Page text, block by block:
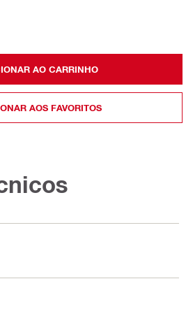
AO CARRINHO
AOS FAVORITOS